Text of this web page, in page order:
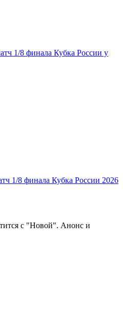
1/8 финала Кубка России у
1/8 финала Кубка России 2026
с "Новой". Анонс и